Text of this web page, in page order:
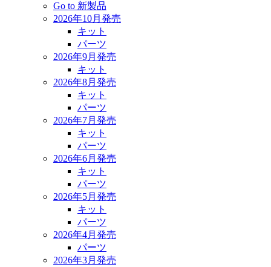
Go to 新製品
2026年10月発売
キット
パーツ
2026年9月発売
キット
2026年8月発売
キット
パーツ
2026年7月発売
キット
パーツ
2026年6月発売
キット
パーツ
2026年5月発売
キット
パーツ
2026年4月発売
パーツ
2026年3月発売